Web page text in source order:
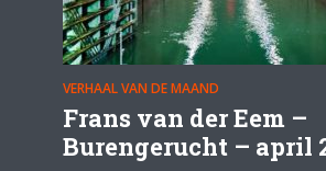
VERHAAL VAN DE MAAND
Frans van der Eem –
Burengerucht – april